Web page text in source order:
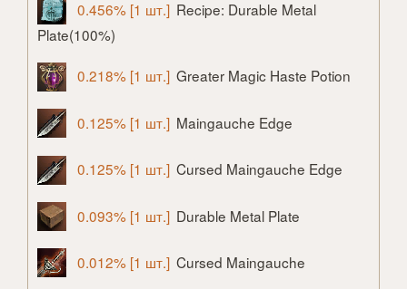
0.456% [1 шт.] Recipe: Durable Metal
Plate(100%)
0.218% [1 шт.] Greater Magic Haste Potion
0.125% [1 шт.] Maingauche Edge
0.125% [1 шт.] Cursed Maingauche Edge
0.093% [1 шт.] Durable Metal Plate
0.012% [1 шт.] Cursed Maingauche